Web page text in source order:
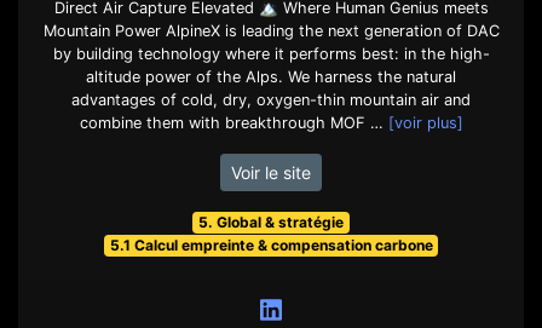
Direct Air Capture Elevated 🏔️ Where Human Genius meets
Mountain Power AlpineX is leading the next generation of DAC
by building technology where it performs best: in the high-
altitude power of the Alps. We harness the natural
advantages of cold, dry, oxygen-thin mountain air and
combine them with breakthrough MOF … [voir plus]
Voir le site
5. Global & stratégie
5.1 Calcul empreinte & compensation carbone